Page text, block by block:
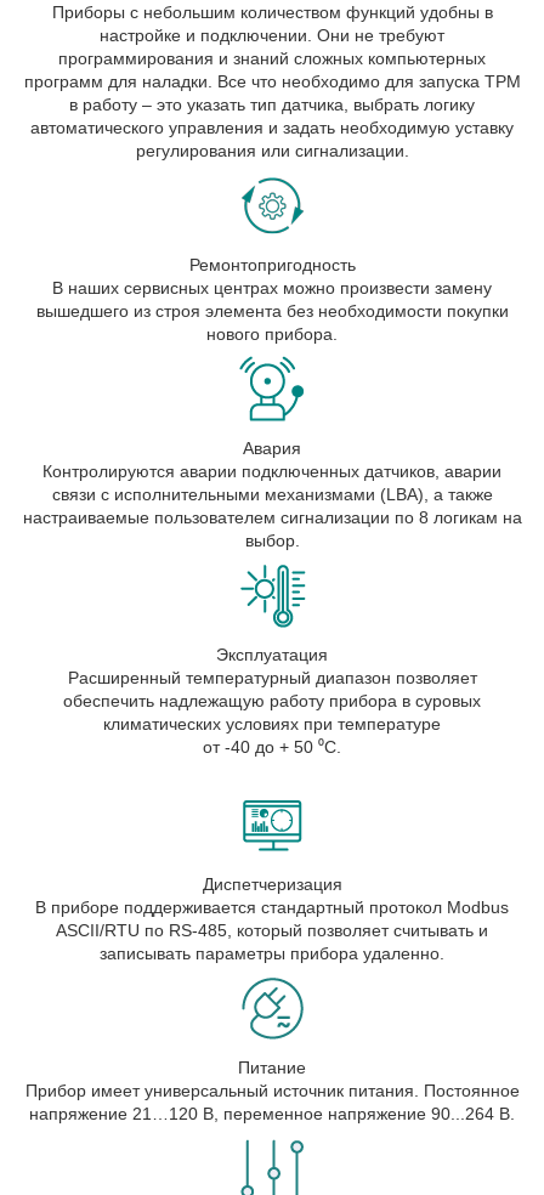
Приборы с небольшим количеством функций удобны в
настройке и подключении. Они не требуют
программирования и знаний сложных компьютерных
программ для наладки. Все что необходимо для запуска ТРМ
в работу – это указать тип датчика, выбрать логику
автоматического управления и задать необходимую уставку
регулирования или сигнализации.
Ремонтопригодность
В наших сервисных центрах можно произвести замену
вышедшего из строя элемента без необходимости покупки
нового прибора.
Авария
Контролируются аварии подключенных датчиков, аварии
связи с исполнительными механизмами (LBA), а также
настраиваемые пользователем сигнализации по 8 логикам на
выбор.
Эксплуатация
Расширенный температурный диапазон позволяет
обеспечить надлежащую работу прибора в суровых
климатических условиях при температуре
от -40 до + 50 ⁰С.
Диспетчеризация
В приборе поддерживается стандартный протокол Modbus
ASCII/RTU по RS-485, который позволяет считывать и
записывать параметры прибора удаленно.
Питание
Прибор имеет универсальный источник питания. Постоянное
напряжение 21…120 В, переменное напряжение 90...264 В.